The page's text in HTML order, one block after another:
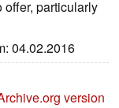
offer, particularly
04.02.2016
version